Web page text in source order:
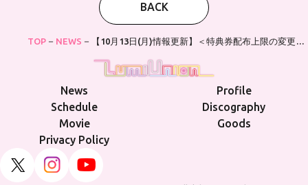
BACK
TOP NEWS
【10月13日(月)情報更新】＜特典券配布上限の変更に
Presents「ANSWER」vol.4
News
Profile
Schedule
Discography
Movie
Goods
Privacy Policy